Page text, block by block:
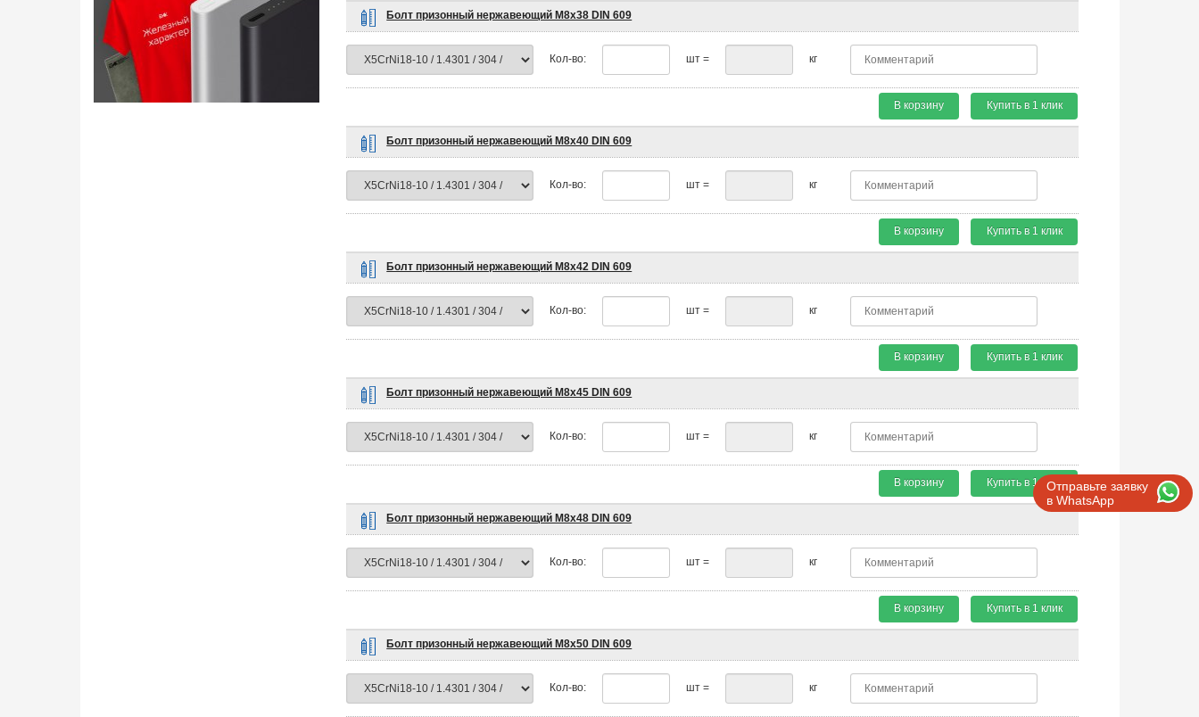
Отправьте заявку
в WhatsApp
Болт призонный нержавеющий М8х38 DIN 609
Кол-во: шт = кг
В корзину Купить в 1 клик
Болт призонный нержавеющий М8х40 DIN 609
Кол-во: шт = кг
В корзину Купить в 1 клик
Болт призонный нержавеющий М8х42 DIN 609
Кол-во: шт = кг
В корзину Купить в 1 клик
Болт призонный нержавеющий М8х45 DIN 609
Кол-во: шт = кг
В корзину Купить в 1 клик
Болт призонный нержавеющий М8х48 DIN 609
Кол-во: шт = кг
В корзину Купить в 1 клик
Болт призонный нержавеющий М8х50 DIN 609
Кол-во: шт = кг